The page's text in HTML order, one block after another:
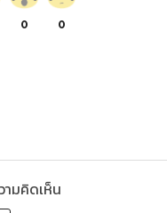
0 0
ามคิดเห็น